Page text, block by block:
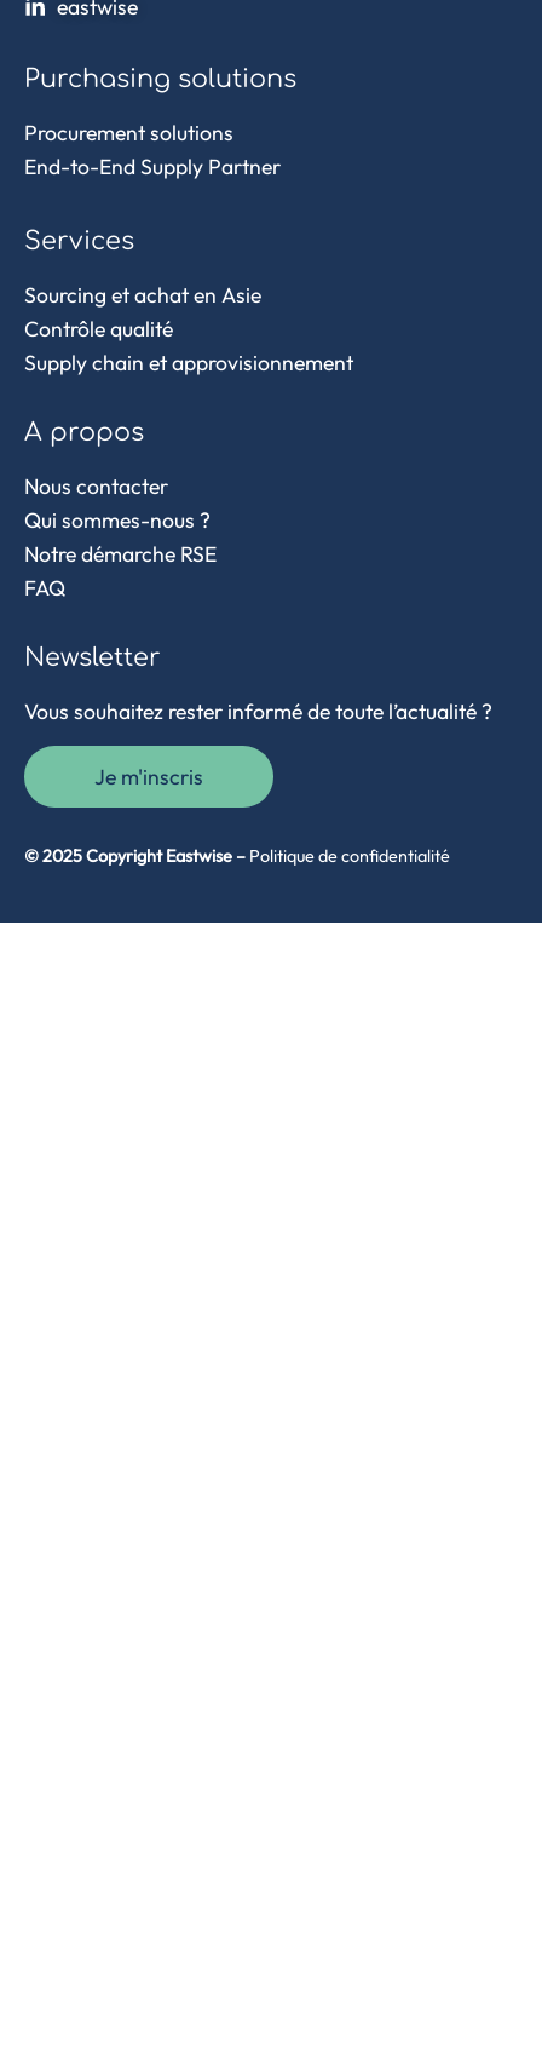
eastwise
Purchasing solutions
Procurement solutions
End-to-End Supply Partner
Services
Sourcing et achat en Asie
Contrôle qualité
Supply chain et approvisionnement
A propos
Nous contacter
Qui sommes-nous ?
Notre démarche RSE
FAQ
Newsletter
Vous souhaitez rester informé de toute l’actualité ?
Je m'inscris
© 2025 Copyright Eastwise – Politique de confidentialité